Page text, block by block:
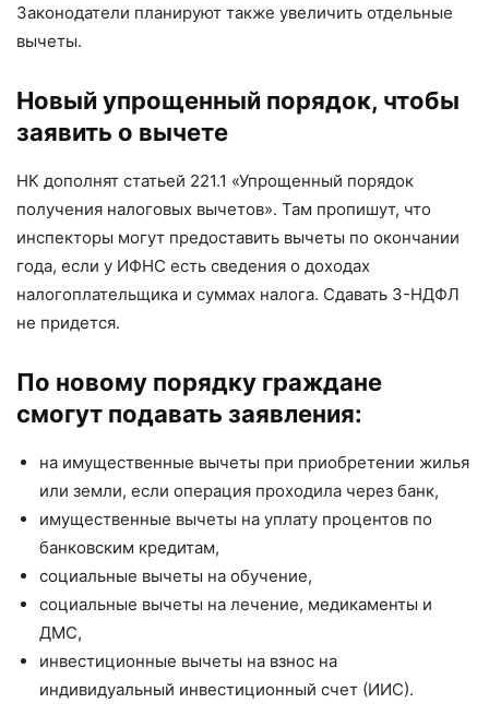
Законодатели планируют также увеличить отдельные
вычеты.
Новый упрощенный порядок, чтобы
заявить о вычете
НК дополнят статьей 221.1 «Упрощенный порядок
получения налоговых вычетов». Там пропишут, что
инспекторы могут предоставить вычеты по окончании
года, если у ИФНС есть сведения о доходах
налогоплательщика и суммах налога. Сдавать 3-НДФЛ
не придется.
По новому порядку граждане
смогут подавать заявления:
на имущественные вычеты при приобретении жилья
или земли, если операция проходила через банк,
имущественные вычеты на уплату процентов по
банковским кредитам,
социальные вычеты на обучение,
социальные вычеты на лечение, медикаменты и
ДМС,
инвестиционные вычеты на взнос на
индивидуальный инвестиционный счет (ИИС).